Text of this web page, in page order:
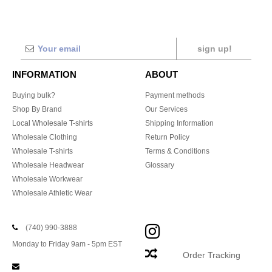
sign up!
INFORMATION
Buying bulk?
Shop By Brand
Local Wholesale T-shirts
Wholesale Clothing
Wholesale T-shirts
Wholesale Headwear
Wholesale Workwear
Wholesale Athletic Wear
ABOUT
Payment methods
Our Services
Shipping Information
Return Policy
Terms & Conditions
Glossary
(740) 990-3888
Monday to Friday 9am - 5pm EST
Order Tracking